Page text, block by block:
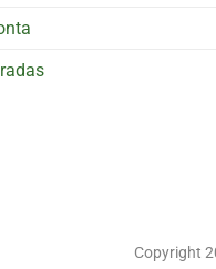
Copyright